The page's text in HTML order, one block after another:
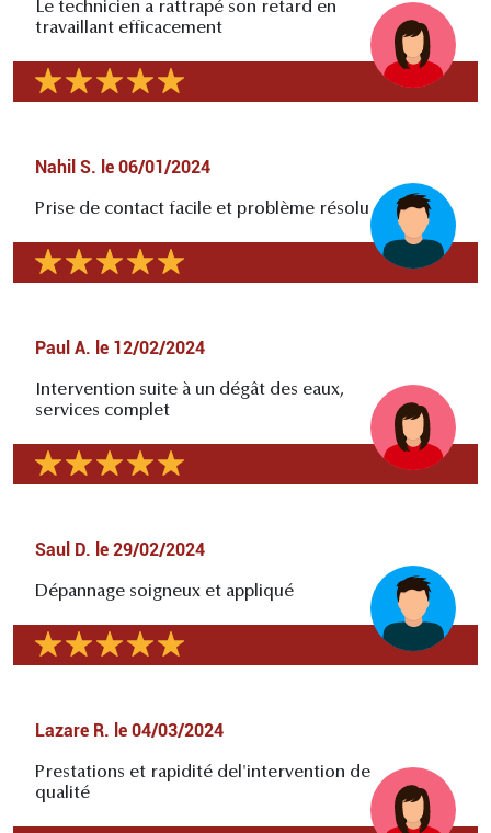
Le technicien a rattrapé son retard en
travaillant efficacement
Nahil S. le 06/01/2024
Prise de contact facile et problème résolu
Paul A. le 12/02/2024
Intervention suite à un dégât des eaux,
services complet
Saul D. le 29/02/2024
Dépannage soigneux et appliqué
Lazare R. le 04/03/2024
Prestations et rapidité del'intervention de
qualité